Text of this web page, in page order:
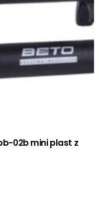
02b mini plast z